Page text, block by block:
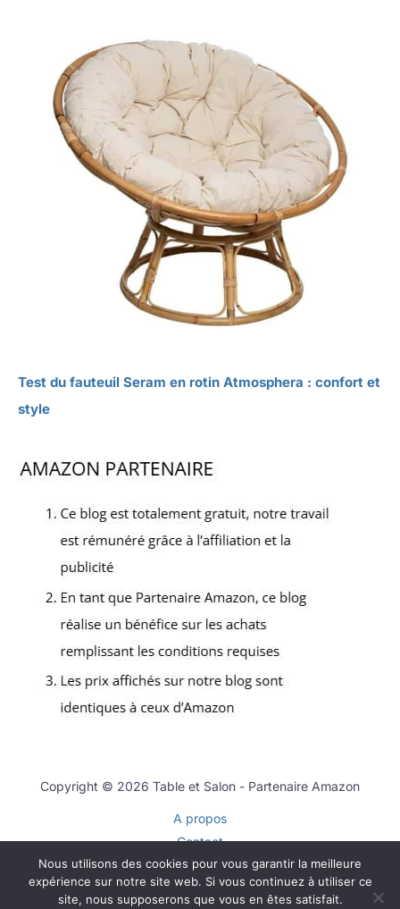
Test du fauteuil Seram en rotin Atmosphera : confort et
style
Copyright © 2026 Table et Salon - Partenaire Amazon
A propos
Contact
Plan du site
Mentions légales
Nous utilisons des cookies pour vous garantir la meilleure
expérience sur notre site web. Si vous continuez à utiliser ce
site, nous supposerons que vous en êtes satisfait.